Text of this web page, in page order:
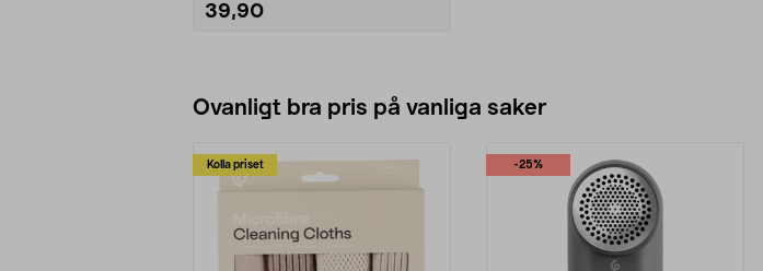
39,90
Ovanligt bra pris på vanliga saker
Kolla priset -25%